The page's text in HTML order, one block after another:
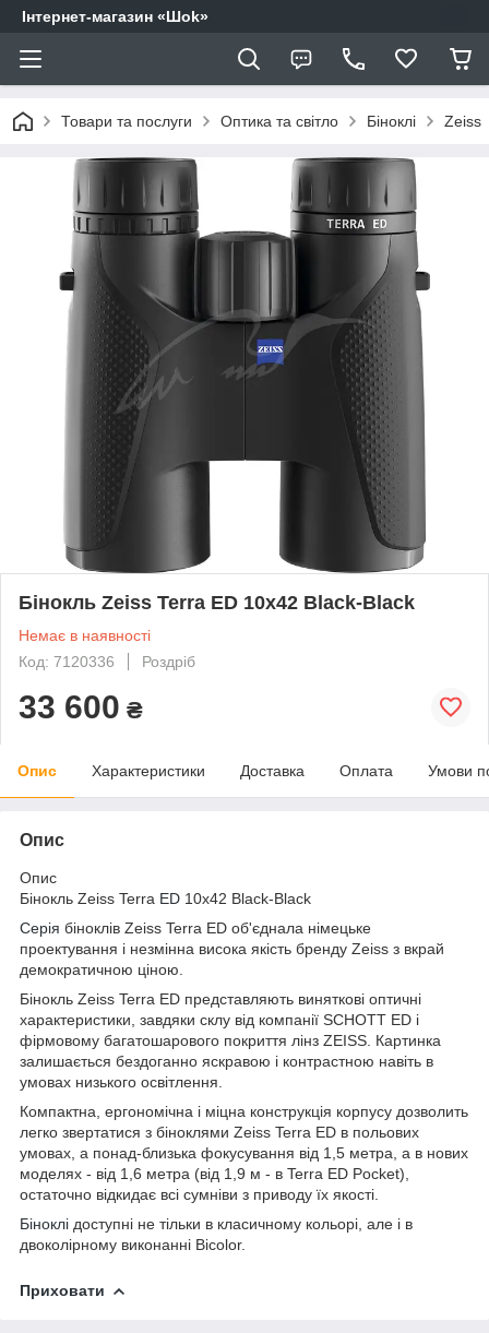
Інтернет-магазин «Шоk»
Товари та послуги Оптика та світло Біноклі Zeiss
Бінокль Zeiss Terra ED 10х42 Black-Black
Немає в наявності
Код: 7120336
Роздріб
33 600 ₴
Опис Характеристики Доставка Оплата Умови
Опис
Опис
Бінокль Zeiss Terra ED 10х42 Black-Black
Серія біноклів Zeiss Terra ED об'єднала німецьке
проектування і незмінна висока якість бренду Zeiss з вкрай
демократичною ціною.
Бінокль Zeiss Terra ED представляють виняткові оптичні
характеристики, завдяки склу від компанії SCHOTT ED і
фірмовому багатошарового покриття лінз ZEISS. Картинка
залишається бездоганно яскравою і контрастною навіть в
умовах низького освітлення.
Компактна, ергономічна і міцна конструкція корпусу дозволить
легко звертатися з біноклями Zeiss Terra ED в польових
умовах, а понад-близька фокусування від 1,5 метра, а в нових
моделях - від 1,6 метра (від 1,9 м - в Terra ED Pocket),
остаточно відкидає всі сумніви з приводу їх якості.
Біноклі доступні не тільки в класичному кольорі, але і в
двоколірному виконанні Bicolor.
Приховати